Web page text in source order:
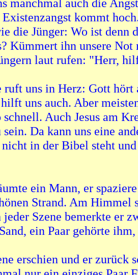
manchmal auch die
kommt
die Jünger: Wo ist denn
Kümmert ihn unsere
laut rufen: "Herr,
ruft uns in Herz: Gott hört
uns auch. Aber
schnell. Auch Jesus am
Da kann uns eine
in der Bibel steht
ein Mann, er
Strand. Am Himmel
Szene bemerkte er
ein Paar gehörte ihm,
erschien und er zurück